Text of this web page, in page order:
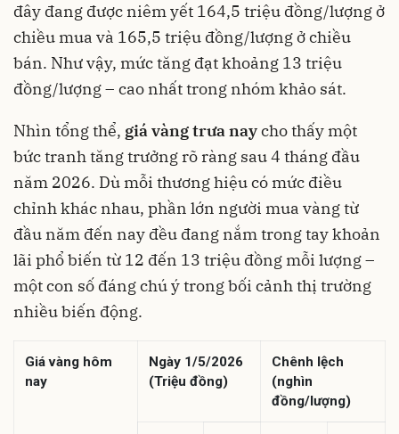
đây đang được niêm yết 164,5 triệu đồng/lượng ở
chiều mua và 165,5 triệu đồng/lượng ở chiều
bán. Như vậy, mức tăng đạt khoảng 13 triệu
đồng/lượng – cao nhất trong nhóm khảo sát.
Nhìn tổng thể, giá vàng trưa naycho thấy một
bức tranh tăng trưởng rõ ràng sau 4 tháng đầu
năm 2026. Dù mỗi thương hiệu có mức điều
chỉnh khác nhau, phần lớn người mua vàng từ
đầu năm đến nay đều đang nắm trong tay khoản
lãi phổ biến từ 12 đến 13 triệu đồng mỗi lượng –
một con số đáng chú ý trong bối cảnh thị trường
nhiều biến động.
Giá vàng hôm
nay
Ngày 1/5/2026
(Triệu đồng)
Chênh lệch
(nghìn
đồng/lượng)